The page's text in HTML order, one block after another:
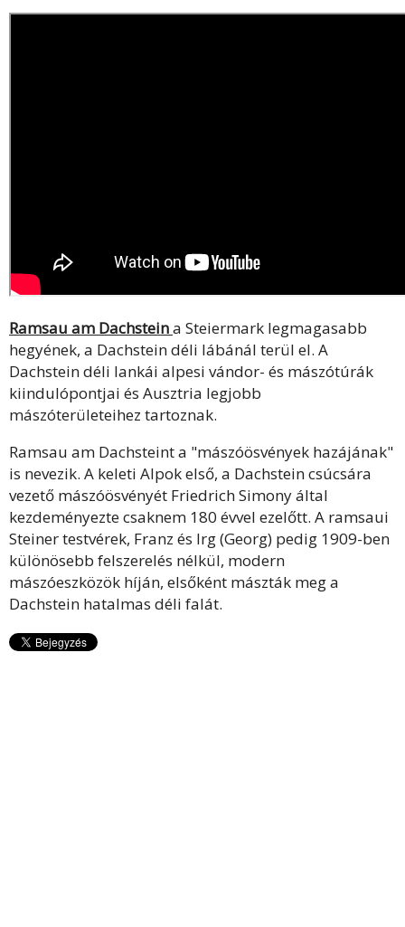
Ramsau am Dachsteina Steiermark legmagasabb
hegyének, a Dachstein déli lábánál terül el. A
Dachstein déli lankái alpesi vándor- és mászótúrák
kiindulópontjai és Ausztria legjobb
mászóterületeihez tartoznak.
Ramsau am Dachsteint a "mászóösvények hazájának"
is nevezik. A keleti Alpok első, a Dachstein csúcsára
vezető mászóösvényét Friedrich Simony által
kezdeményezte csaknem 180 évvel ezelőtt. A ramsaui
Steiner testvérek, Franz és Irg (Georg) pedig 1909-ben
különösebb felszerelés nélkül, modern
mászóeszközök híján, elsőként mászták meg a
Dachstein hatalmas déli falát.